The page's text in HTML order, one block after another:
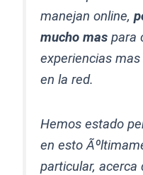
manejan online,
mucho mas para
experiencias
en la red.
Hemos estado
en esto
particular, acerca